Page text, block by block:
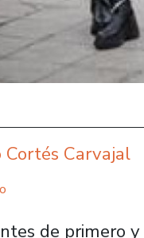
Cortés Carvajal
de primero